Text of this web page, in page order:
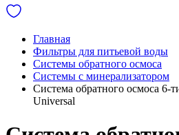
Главная
Фильтры для питьевой воды
Системы обратного осмоса
Системы с минерализатором
Система обратного осмоса 6-
Universal